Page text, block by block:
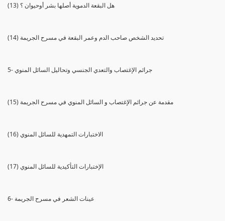
(13) هل البقعة الدموية أصلها بشر أوحيوان ؟
(14) تحديد الشخص صاحب الدم وعمر البقعة في مسرح الجريمة
5- جرائم الإغتصاب والتعدي الجنسي وتحاليل السائل المنوي
(15) مقدمة عن جرائم الإغتصاب و السائل المنوي في مسرح الجريمة
(16) الاختبارات التمهدية للسائل المنوي
(17) الإختبارات التأكيدية للسائل المنوي
6- عينات الشعر في مسرح الجريمة